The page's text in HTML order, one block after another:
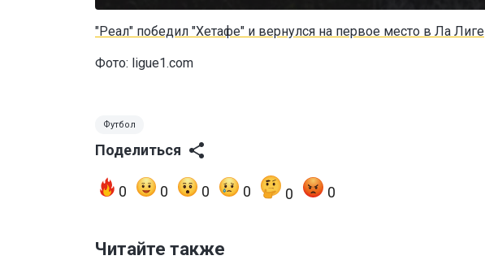
"Реал" победил "Хетафе" и вернулся на первое место в Ла Лиге
Фото: ligue1.com
Футбол
Поделиться
0 0 0 0 0 0
Читайте также